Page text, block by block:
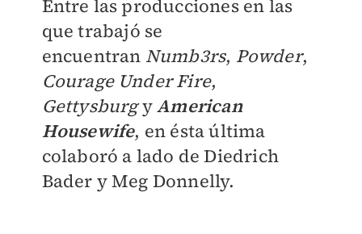
Entre las producciones en las
que trabajó se
encuentran Numb3rs, Powder,
Courage Under Fire,
GettysburgyAmerican
Housewife, en ésta última
colaboró a lado de Diedrich
Bader y Meg Donnelly.